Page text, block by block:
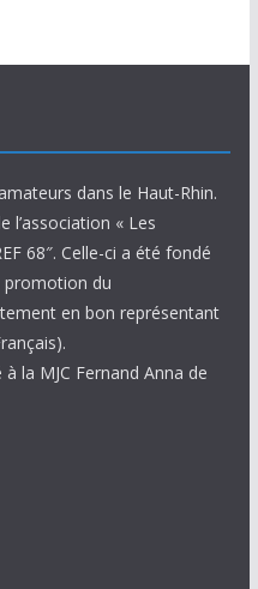
dans le Haut-Rhin.
l’association « Les
68″. Celle-ci a été fondé
promotion du
en bon représentant
la MJC Fernand Anna de